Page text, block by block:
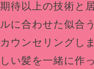
期待以上の技術と
ルに合わせた似合
カウンセリングし
しい髪を一緒に作